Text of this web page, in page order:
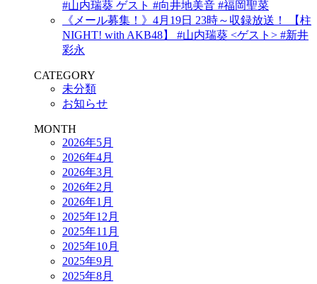
#山内瑞葵 ゲスト #向井地美音 #福岡聖菜
《メール募集！》4月19日 23時～収録放送！ 【柱
NIGHT! with AKB48】 #山内瑞葵 <ゲスト> #新井
彩永
CATEGORY
未分類
お知らせ
MONTH
2026年5月
2026年4月
2026年3月
2026年2月
2026年1月
2025年12月
2025年11月
2025年10月
2025年9月
2025年8月